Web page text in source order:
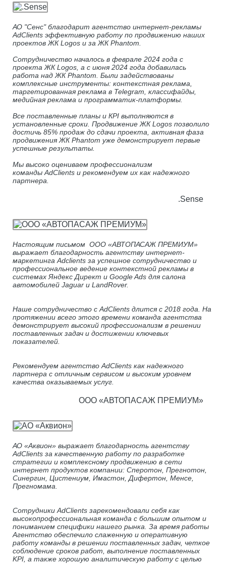
АО "Сенс" благодарит агентство интернет-рекламы
АdClients эффективную работу по продвижению наших
проектов ЖК Logos и за ЖК Phantom.
Сотрудничество началось в феврале 2024 года с
проекта ЖК Logos, а с июня 2024 года добавилась
работа над ЖК Phantom. Были задействованы
комплексные инструменты: контекстная реклама,
таргетированная реклама в Telegram, классифайды,
медийная реклама и программатик-платформы.
Все поставленные планы и КРІ выполняются в
установленные сроки. Продвижение ЖК Logos позволило
достичь 85% продаж до сдачи проекта, активная фаза
продвижения ЖК Phantom уже демонстрирует первые
успешные результаты.
Мы высоко оцениваем профессионализм
команды АdClients и рекомендуем их как надежного
партнера.
.Sense
Настоящим письмом ООО «АВТОПАСАЖ ПРЕМИУМ»
выражает благодарность агентству интернет-
маркетинга Adclients за успешное сотрудничество и
профессиональное ведение контекстной рекламы в
системах Яндекс Директ и Google Ads для салона
автомобилей Jaguar и LandRover.
Наше сотрудничество с AdClients длится с 2018 года. На
протяжении всего этого времени команда агентства
демонстрирует высокий профессионализм в решении
поставленных задач и достижении ключевых
показателей.
Рекомендуем агентство AdClients как надежного
партнера с отличным сервисом и высоким уровнем
качества оказываемых услуг.
ООО «АВТОПАСАЖ ПРЕМИУМ»
АО «Аквион» выражает благодарность агентству
AdClients за качественную работу по разработке
стратегии и комплексному продвижению в сети
интернет продуктов компании: Сперотон, Прегнотон,
Синергин, Цистениум, Имастон, Дифертон, Менсе,
Прегномама.
Сотрудники AdClients зарекомендовали себя как
высокопрофессиональная команда с большим опытом и
пониманием специфики нашего рынка. За время работы
Агентство обеспечило слаженную и оперативную
работу команды в решении поставленных задач, четкое
соблюдение сроков работ, выполнение поставленных
KPI, а также хорошую аналитическую работу с целью